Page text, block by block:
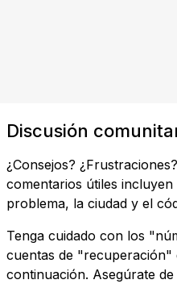
Discusión
¿Consejos?
comentarios útiles
problema, la ciudad y el
Tenga cuidado con los
cuentas de "recuperación"
continuación. Asegúrate